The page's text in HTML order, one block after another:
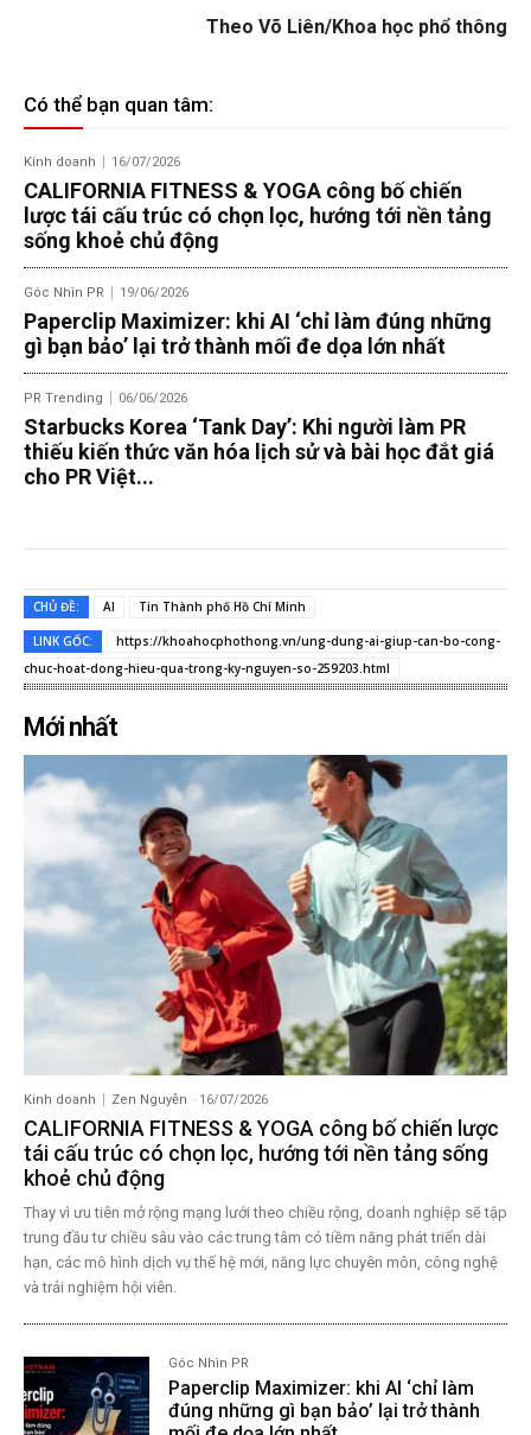
Theo Võ Liên/Khoa học phổ thông
Có thể bạn quan tâm:
Kinh doanh 16/07/2026
CALIFORNIA FITNESS & YOGA công bố chiến
lược tái cấu trúc có chọn lọc, hướng tới nền tảng
sống khoẻ chủ động
Góc Nhìn PR 19/06/2026
Paperclip Maximizer: khi AI ‘chỉ làm đúng những
gì bạn bảo’ lại trở thành mối đe dọa lớn nhất
PR Trending 06/06/2026
Starbucks Korea ‘Tank Day’: Khi người làm PR
thiếu kiến thức văn hóa lịch sử và bài học đắt giá
cho PR Việt...
CHỦ ĐỀ: AI Tin Thành phố Hồ Chí Minh
LINK GỐC:
https://khoahocphothong.vn/ung-dung-ai-giup-can-bo-cong-
chuc-hoat-dong-hieu-qua-trong-ky-nguyen-so-259203.html
Mới nhất
Kinh doanh Zen Nguyễn - 16/07/2026
CALIFORNIA FITNESS & YOGA công bố chiến lược
tái cấu trúc có chọn lọc, hướng tới nền tảng sống
khoẻ chủ động
Thay vì ưu tiên mở rộng mạng lưới theo chiều rộng, doanh nghiệp sẽ tập
trung đầu tư chiều sâu vào các trung tâm có tiềm năng phát triển dài
hạn, các mô hình dịch vụ thế hệ mới, năng lực chuyên môn, công nghệ
và trải nghiệm hội viên.
Góc Nhìn PR
Paperclip Maximizer: khi AI ‘chỉ làm
đúng những gì bạn bảo’ lại trở thành